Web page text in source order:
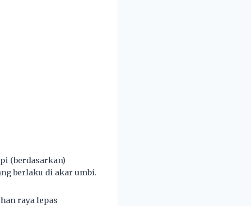
(berdasarkan)
berlaku di akar umbi.
raya lepas